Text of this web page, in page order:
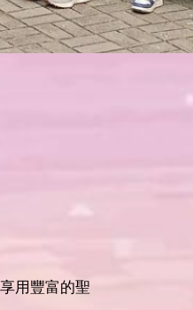
用豐富的聖